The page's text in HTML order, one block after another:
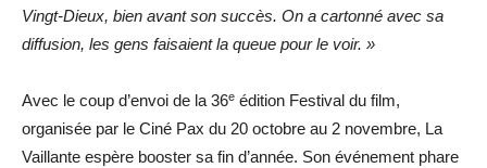
Vingt-Dieux, bien avant son succès. On a cartonné avec sa
diffusion, les gens faisaient la queue pour le voir. »
Avec le coup d’envoi de la 36e édition Festival du film,
organisée par le Ciné Pax du 20 octobre au 2 novembre, La
Vaillante espère booster sa fin d’année. Son événement phare